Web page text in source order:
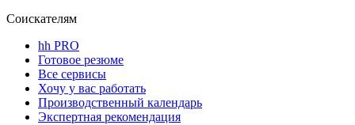
Соискателям
hh PRO
Готовое резюме
Все сервисы
Хочу у вас работать
Производственный календарь
Экспертная рекомендация